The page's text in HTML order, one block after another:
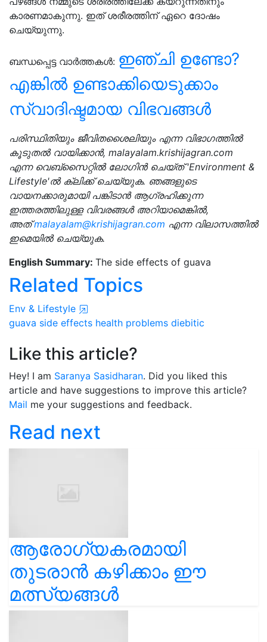
കാരണമാകുന്നു. ഇത് ശരീരത്തിന് ഏറെ ദോഷം
ചെയ്യുന്നു.
ബന്ധപ്പെട്ട വാർത്തകൾ: ഇഞ്ചി ഉണ്ടോ?
എങ്കിൽ ഉണ്ടാക്കിയെടുക്കാം
സ്വാദിഷ്ടമായ വിഭവങ്ങൾ
പരിസ്ഥിതിയും ജീവിതശൈലിയും എന്ന വിഭാഗത്തിൽ
കൂടുതൽ വായിക്കാൻ, malayalam.krishijagran.com
എന്ന വെബ്‌സൈറ്റിൽ ലോഗിൻ ചെയ്‌ത് 'Environment &
Lifestyle'ൽ ക്ലിക്ക് ചെയ്യുക. ഞങ്ങളുടെ
വായനക്കാരുമായി പങ്കിടാൻ ആഗ്രഹിക്കുന്ന
ഇത്തരത്തിലുള്ള വിവരങ്ങൾ അറിയാമെങ്കിൽ,
അത്malayalam@krishijagran.com എന്ന വിലാസത്തിൽ
ഇമെയിൽ ചെയ്യുക.
English Summary: The side effects of guava
Related Topics
Env & Lifestyle
guava side effects health problems diebitic
Like this article?
Hey! I am Saranya Sasidharan. Did you liked this
article and have suggestions to improve this article?
Mail me your suggestions and feedback.
Read next
ആരോഗ്യകരമായി
തുടരാൻ കഴിക്കാം ഈ
മത്സ്യങ്ങൾ